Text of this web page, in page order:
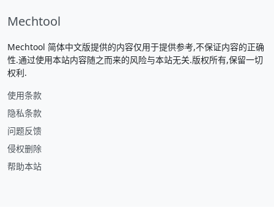
Mechtool
Mechtool 简体中文版提供的内容仅用于提供参考,不保证内容的正确
性.通过使用本站内容随之而来的风险与本站无关.版权所有,保留一切
权利.
使用条款
隐私条款
问题反馈
侵权删除
帮助本站